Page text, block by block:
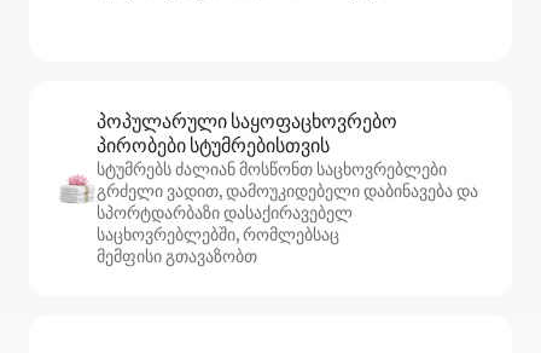
პოპულარული საყოფაცხოვრებო
პირობები სტუმრებისთვის
სტუმრებს ძალიან მოსწონთ საცხოვრებლები
გრძელი ვადით, დამოუკიდებელი დაბინავება და
სპორტდარბაზი დასაქირავებელ
საცხოვრებლებში, რომლებსაც
მემფისი გთავაზობთ